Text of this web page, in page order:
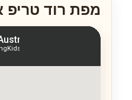
מפת רוד טריפ